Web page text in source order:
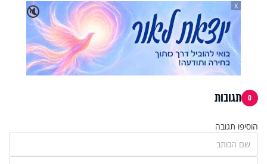
🔇
X
0 תגובות
הוסיפו תגובה